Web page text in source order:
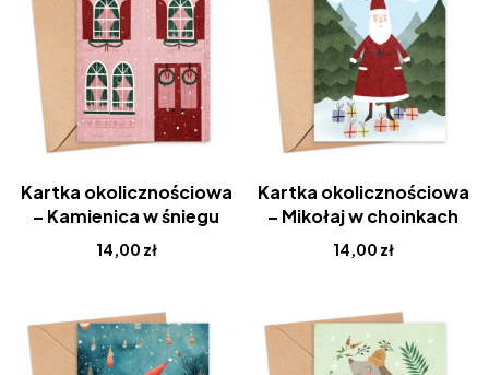
Kartka okolicznościowa
– Kamienica w śniegu
14,00 zł
Kartka okolicznościowa
– Mikołaj w choinkach
14,00 zł